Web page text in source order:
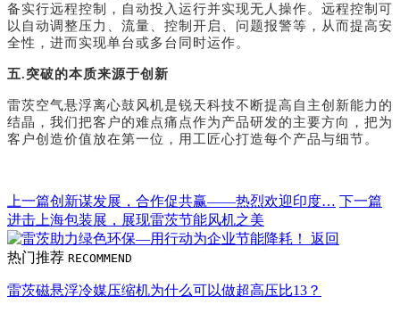
备实行远程控制，自动投入运行并实现无人操作。远程控制可
以自动调整压力、流量、控制开启、问题报警等，从而提高安
全性，进而实现单台或多台同时运作。
五.突破的本质来源于创新
雷茨空气悬浮离心鼓风机是锐天科技不断提高自主创新能力的
结晶，我们把客户的难点痛点作为产品研发的主要方向，把为
客户创造价值放在第一位，用工匠心打造每个产品与细节。
上一篇创新谋发展，合作促共赢——热烈欢迎印度… 下一篇
进击上海包装展，展现雷茨节能风机之美
返回
热门推荐 RECOMMEND
雷茨磁悬浮冷媒压缩机为什么可以做超高压比13？